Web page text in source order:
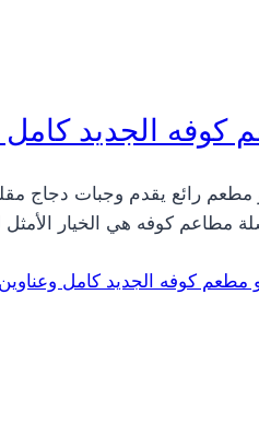
كوفه الجديد كامل
رائع يقدم وجبات دجاج
مطاعم كوفه هي الخيار
مطعم كوفه الجديد كامل